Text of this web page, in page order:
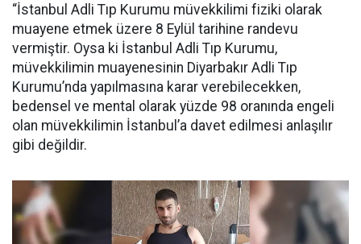
“İstanbul Adli Tıp Kurumu müvekkilimi fiziki olarak
muayene etmek üzere 8 Eylül tarihine randevu
vermiştir. Oysa ki İstanbul Adli Tıp Kurumu,
müvekkilimin muayenesinin Diyarbakır Adli Tıp
Kurumu’nda yapılmasına karar verebilecekken,
bedensel ve mental olarak yüzde 98 oranında engeli
olan müvekkilimin İstanbul’a davet edilmesi anlaşılır
gibi değildir.